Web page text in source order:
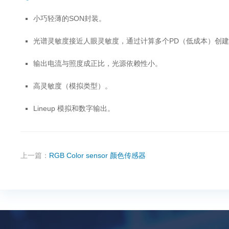
小巧轻薄的SON封装。
光谱灵敏度接近人眼灵敏度，通过计算多个PD（低成本）创建
输出电流与照度成正比，光源依赖性小。
高灵敏度（模拟类型）。
Lineup 模拟和数字输出。
上一篇： RGB Color sensor 颜色传感器